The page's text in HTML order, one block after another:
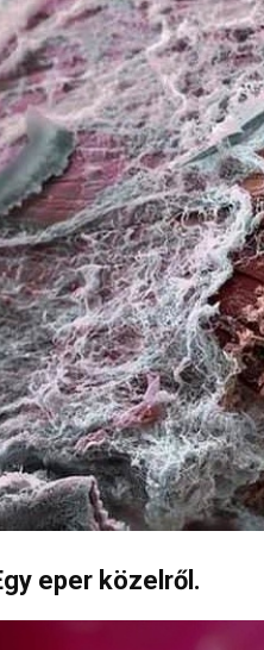
eper közelről.